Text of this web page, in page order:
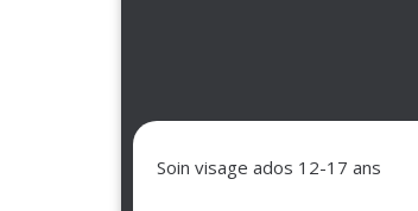
Soin visage ados 12-17 ans​